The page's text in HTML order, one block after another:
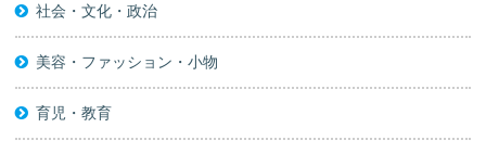
社会・文化・政治
美容・ファッション・小物
育児・教育